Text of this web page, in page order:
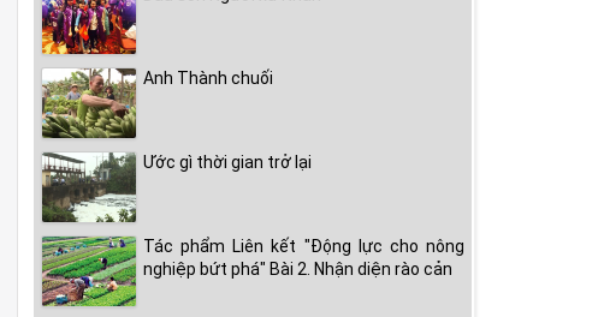
Anh Thành chuối
Ước gì thời gian trở lại
Tác phẩm Liên kết "Động lực cho nông
nghiệp bứt phá" Bài 2. Nhận diện rào cản